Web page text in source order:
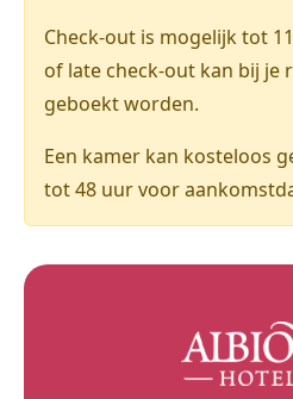
Check-out is mogelijk tot
of late check-out kan bij je
geboekt worden.
Een kamer kan kosteloos
tot 48 uur voor